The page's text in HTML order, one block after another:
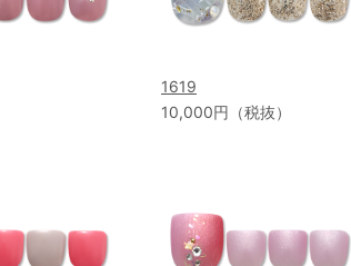
1619
10,000円（税抜）